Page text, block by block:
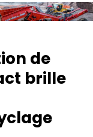
de
brille